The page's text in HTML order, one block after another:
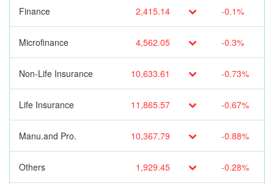
Finance 2,415.14 -0.1%
Microfinance 4,562.05 -0.3%
Non-Life Insurance 10,633.61 -0.73%
Life Insurance 11,865.57 -0.67%
Manu.and Pro. 10,367.79 -0.88%
Others 1,929.45 -0.28%